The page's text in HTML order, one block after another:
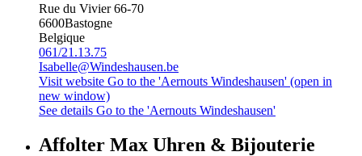
Rue du Vivier 66-70
6600Bastogne
Belgique
061/21.13.75
Isabelle@Windeshausen.be
Visit website Go to the 'Aernouts Windeshausen' (open in
new window)
See details Go to the 'Aernouts Windeshausen'
Affolter Max Uhren & Bijouterie